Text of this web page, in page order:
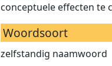
conceptuele effecten te
Woordsoort
zelfstandig naamwoord